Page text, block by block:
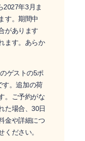
2027年3月ま
す。期間中
があります
ます。あらか
ゲストの5ポ
す。追加の荷
。ご予約がな
た場合、30日
金や詳細につ
ください。